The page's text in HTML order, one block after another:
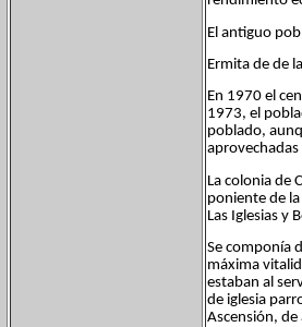
El antiguo
Ermita de de
En 1970 el
1973, el
poblado,
La colonia de
poniente de
Las Iglesias y
Se componía
máxima
estaban al
de iglesia
Ascensión,